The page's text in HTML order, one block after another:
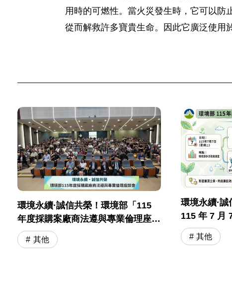
用時的可燃性。當火災發生時，它可以防
從而解救許多寶貴生命。因此它廣泛使用
環境永續·誠信共榮！環境部「115
年度採購案廠商法遵與專業倫理座談
會」圓滿落幕
其他
環境永續·
115 年 7 月
與專業倫理
其他